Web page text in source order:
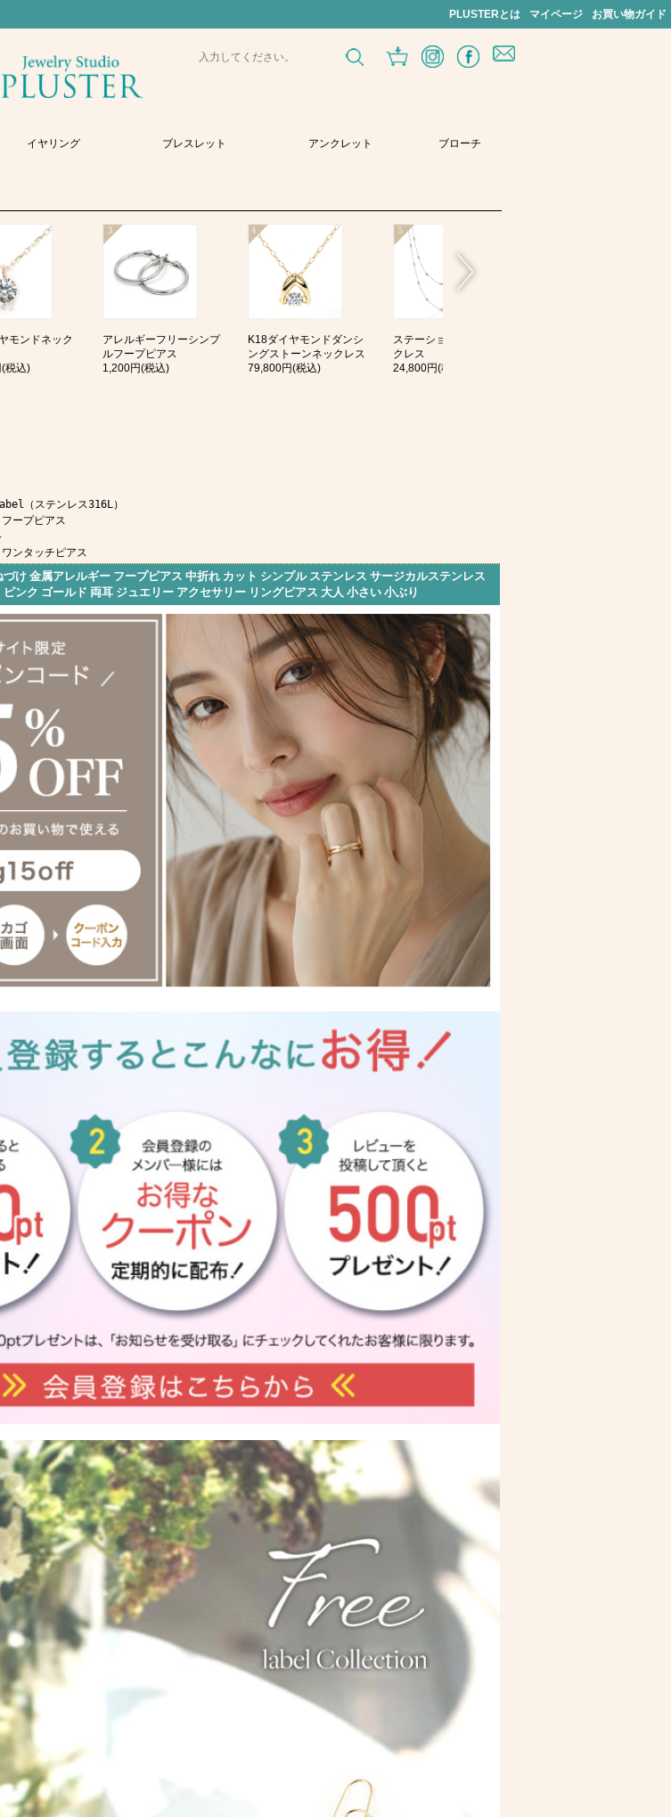
（ステンレス316L）
フープピアス
ワンタッチピアス
づけ 金属アレルギー フープピアス 中折れ カット シンプル ステンレス サージカルステンレス
ンク ゴールド 両耳 ジュエリー アクセサリー リングピアス 大人 小さい 小ぶり